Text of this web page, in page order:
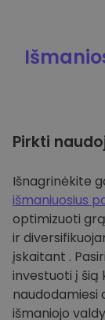
Pirkti
Išnagrinėkite
išmaniuosius
optimizuoti
ir
įskaitant .
investuoti į
naudodamiesi
išmaniojo